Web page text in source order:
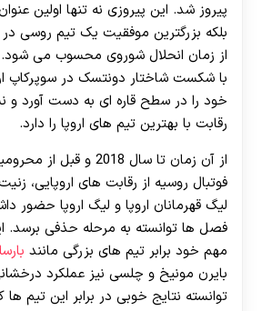
پیروز شد. این پیروزی نه تنها اولین
بلکه بزرگترین موفقیت یک تیم روسی در
از زمان انحلال شوروی محسوب می
با شکست شاختار دونتسک در سوپرکاپ
خود را در سطح قاره ای به دست آورد و
رقابت با بهترین تیم های اروپا را دارد.
از آن زمان تا سال 2018
فوتبال روسیه از رقابت های اروپایی،
لیگ قهرمانان اروپا و لیگ اروپا حضور
فصل ها توانسته به مرحله حذفی برسد.
مهم خود برابر تیم های بزرگی مانند
بایرن مونیخ و چلسی نیز عملکرد
توانسته نتایج خوبی در برابر این تیم